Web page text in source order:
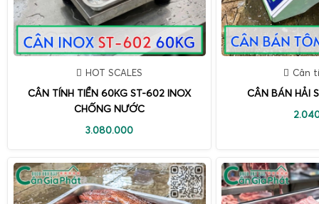
HOT SCALES
CÂN TÍNH TIỀN 60KG ST-602 INOX
CHỐNG NƯỚC
3.080.000
Cân
CÂN BÁN HẢI